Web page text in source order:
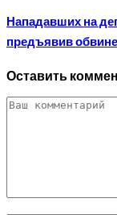
Нападавших на
предъявив
Оставить